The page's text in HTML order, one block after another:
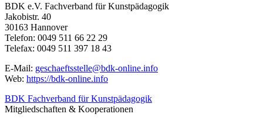
BDK e.V. Fachverband für Kunstpädagogik
Jakobistr. 40
30163 Hannover
Telefon: 0049 511 66 22 29
Telefax: 0049 511 397 18 43
E-Mail: geschaeftsstelle@bdk-online.info
Web: https://bdk-online.info
BDK Fachverband für Kunstpädagogik
Mitgliedschaften & Kooperationen